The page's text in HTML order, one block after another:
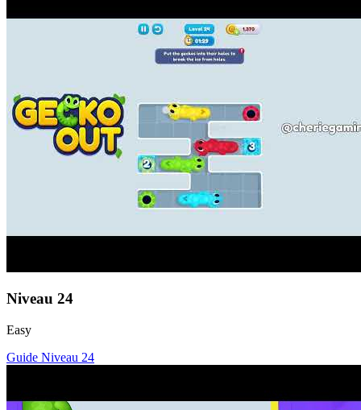
Niveau 24
Easy
Guide Niveau 24